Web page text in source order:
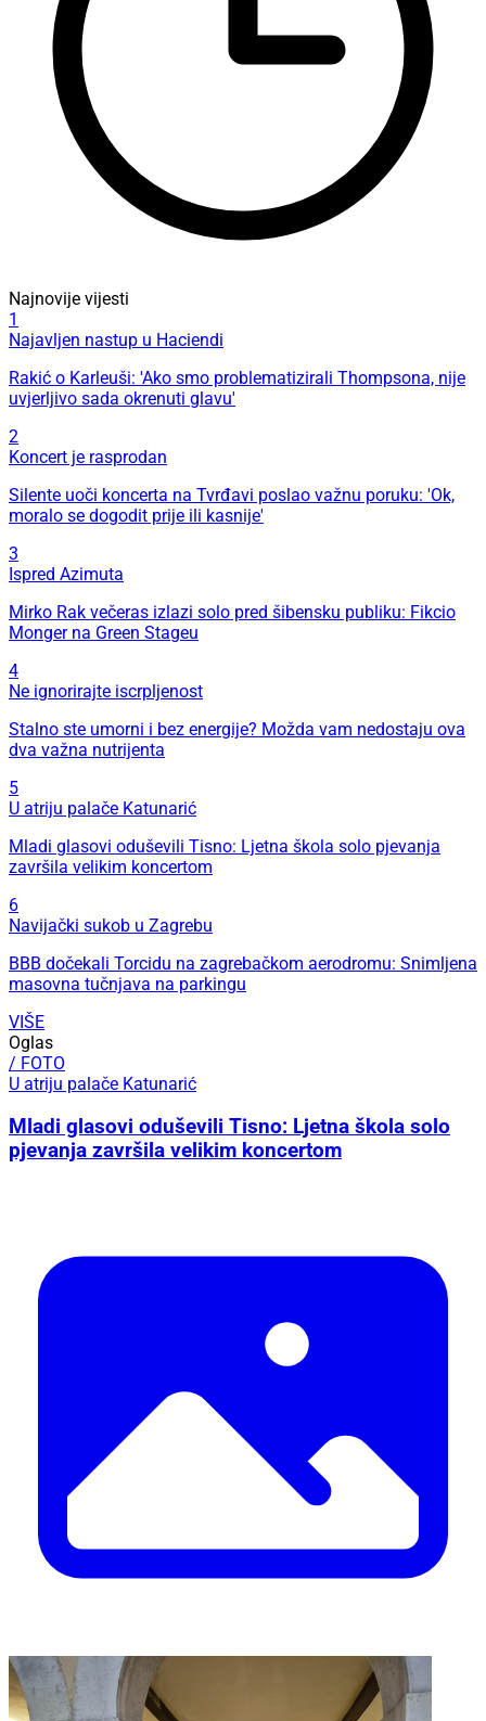
Najnovije vijesti
1
Najavljen nastup u Haciendi
Rakić o Karleuši: 'Ako smo problematizirali Thompsona, nije
uvjerljivo sada okrenuti glavu'
2
Koncert je rasprodan
Silente uoči koncerta na Tvrđavi poslao važnu poruku: 'Ok,
moralo se dogodit prije ili kasnije'
3
Ispred Azimuta
Mirko Rak večeras izlazi solo pred šibensku publiku: Fikcio
Monger na Green Stageu
4
Ne ignorirajte iscrpljenost
Stalno ste umorni i bez energije? Možda vam nedostaju ova
dva važna nutrijenta
5
U atriju palače Katunarić
Mladi glasovi oduševili Tisno: Ljetna škola solo pjevanja
završila velikim koncertom
6
Navijački sukob u Zagrebu
BBB dočekali Torcidu na zagrebačkom aerodromu: Snimljena
masovna tučnjava na parkingu
VIŠE
Oglas
/ FOTO
U atriju palače Katunarić
Mladi glasovi oduševili Tisno: Ljetna škola solo
pjevanja završila velikim koncertom